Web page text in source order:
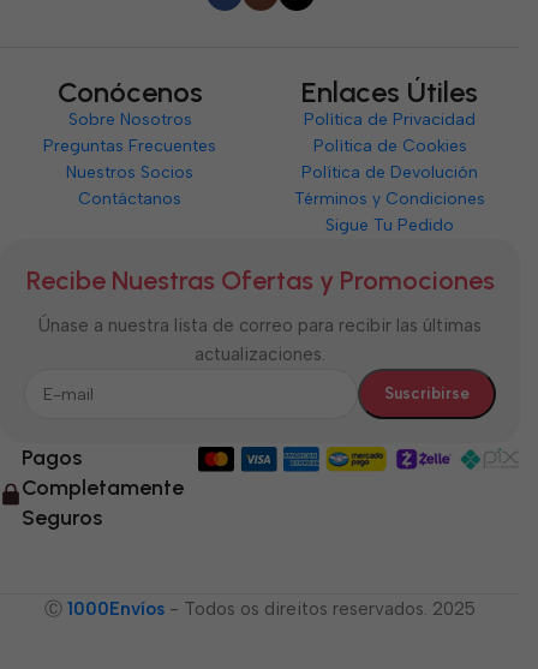
Conócenos
Sobre Nosotros
Preguntas Frecuentes
Nuestros Socios
Contáctanos
Enlaces Útiles
Política de Privacidad
Política de Cookies
Política de Devolución
Términos y Condiciones
Sigue Tu Pedido
Recibe Nuestras Ofertas y Promociones
Únase a nuestra lista de correo para recibir las últimas
actualizaciones.
Pagos
Completamente
Seguros
Ⓒ 1000Envíos - Todos os direitos reservados. 2025